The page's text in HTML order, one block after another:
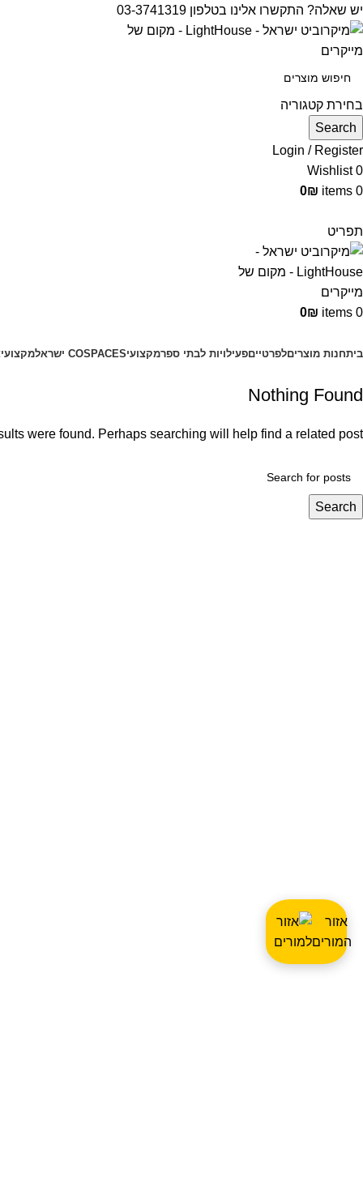
אזור
המורים
יש שאלה? התקשרו אלינו בטלפון 03-3741319
בחירת קטגוריה
Search
Login / Register
0
Wishlist
0
items
0₪
תפריט
0
items
0₪
ביתחנות מוצריםלפרטייםפעילויות לבתי ספרמקצועיCOSPACES ישראל מקצועי
Nothing Found
were found. Perhaps searching will help find a related post.
Search